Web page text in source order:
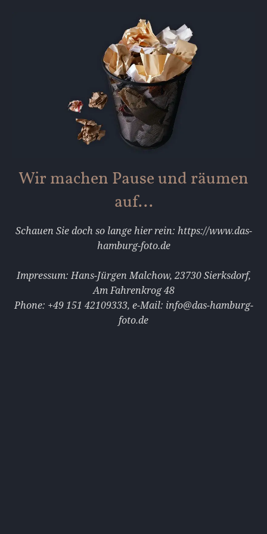
Wir machen Pause und räumen
auf...
Schauen Sie doch so lange hier rein: https://www.das-
hamburg-foto.de
Impressum: Hans-Jürgen Malchow, 23730 Sierksdorf,
Am Fahrenkrog 48
Phone: +49 151 42109333‭‭‬‬, e-Mail: info@das-hamburg-
foto.de